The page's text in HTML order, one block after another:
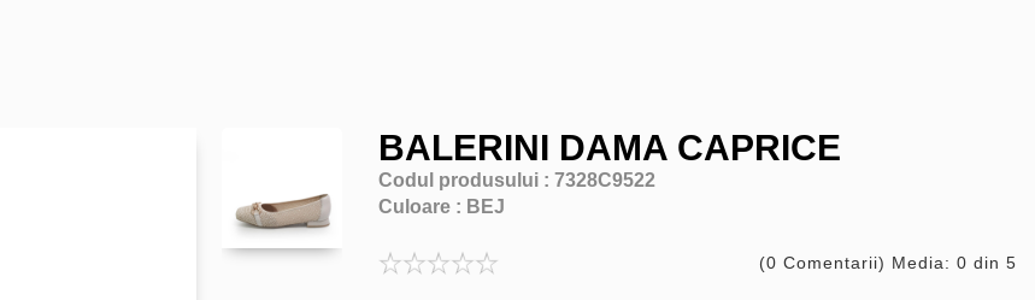
BALERINI DAMA CAPRICE
Codul produsului : 7328C9522
Culoare : BEJ
(0 Comentarii) Media: 0 din 5